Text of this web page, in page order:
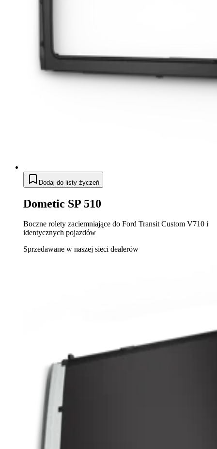
Dodaj do listy życzeń
Dometic SP 510
Boczne rolety zaciemniające do Ford Transit Custom V710 i
identycznych pojazdów
Sprzedawane w naszej sieci dealerów